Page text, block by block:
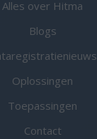
Alles over Hitma
Blogs
Oplossingen
Toepassingen
Contact